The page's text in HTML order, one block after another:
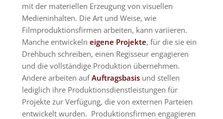
mit der materiellen Erzeugung von visuellen
Medieninhalten. Die Art und Weise, wie
Filmproduktionsfirmen arbeiten, kann variieren.
Manche entwickelneigene Projekte, für die sie ein
Drehbuch schreiben, einen Regisseur engagieren
und die vollständige Produktion übernehmen.
Andere arbeiten aufAuftragsbasis und stellen
lediglich ihre Produktionsdienstleistungen für
Projekte zur Verfügung, die von externen Parteien
entwickelt wurden. Produktionsfirmen engagieren